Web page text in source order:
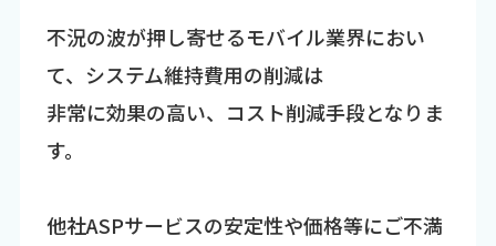
不況の波が押し寄せるモバイル業界におい
て、システム維持費用の削減は
非常に効果の高い、コスト削減手段となりま
す。
他社ASPサービスの安定性や価格等にご不満